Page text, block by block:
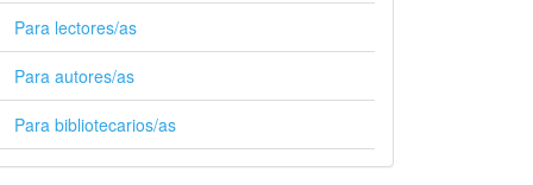
Para lectores/as
Para autores/as
Para bibliotecarios/as